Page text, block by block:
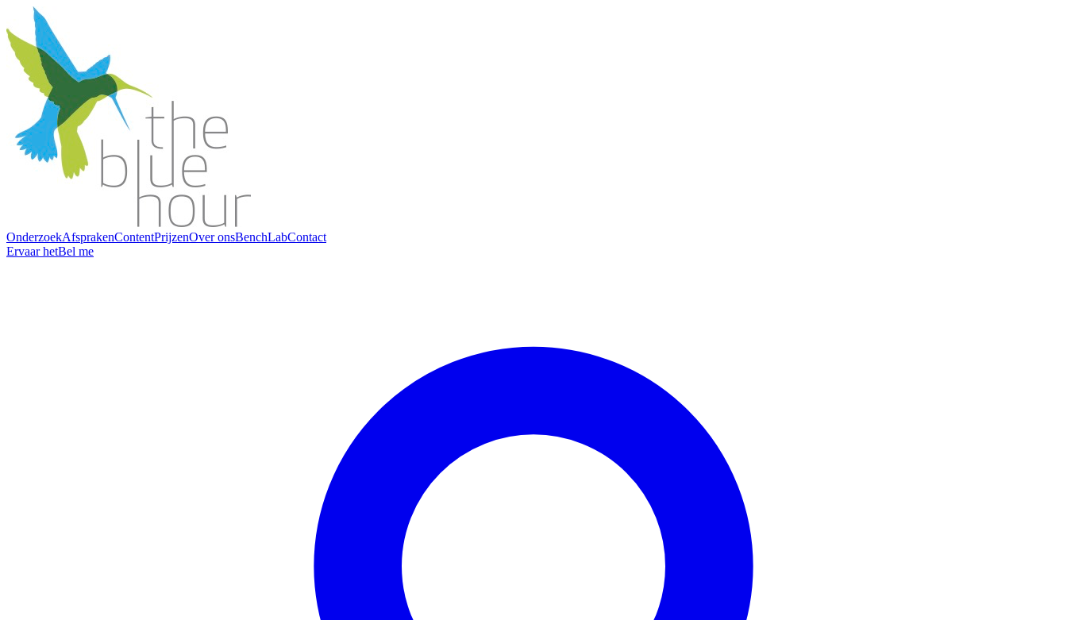
OnderzoekAfsprakenContentPrijzenOver onsBenchLabContact
Ervaar hetBel me